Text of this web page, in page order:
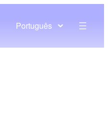
Português